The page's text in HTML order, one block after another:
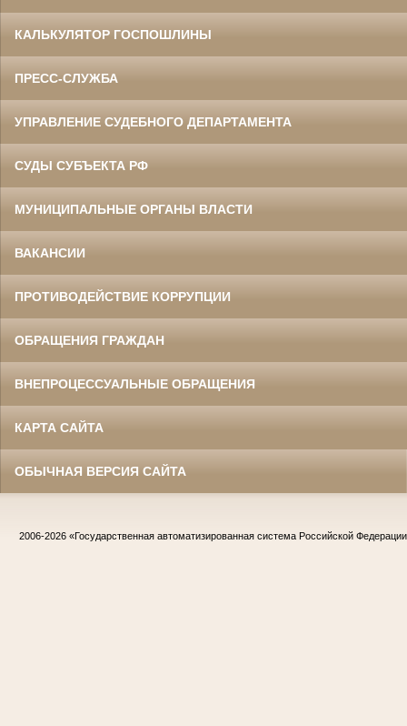
КАЛЬКУЛЯТОР ГОСПОШЛИНЫ
ПРЕСС-СЛУЖБА
УПРАВЛЕНИЕ СУДЕБНОГО ДЕПАРТАМЕНТА
СУДЫ СУБЪЕКТА РФ
МУНИЦИПАЛЬНЫЕ ОРГАНЫ ВЛАСТИ
ВАКАНСИИ
ПРОТИВОДЕЙСТВИЕ КОРРУПЦИИ
ОБРАЩЕНИЯ ГРАЖДАН
ВНЕПРОЦЕССУАЛЬНЫЕ ОБРАЩЕНИЯ
КАРТА САЙТА
ОБЫЧНАЯ ВЕРСИЯ САЙТА
2006-2026 «Государственная автоматизированная система Российской